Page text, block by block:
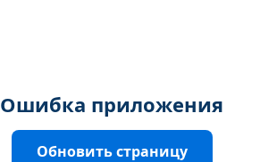
Ошибка приложения
Обновить страницу